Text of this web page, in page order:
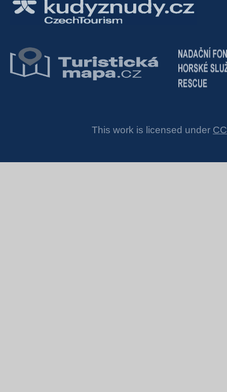
This work is licensed under